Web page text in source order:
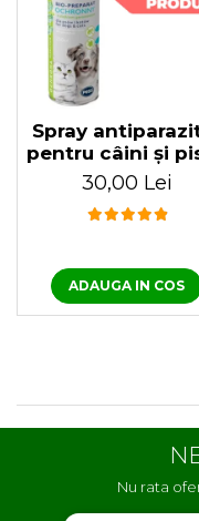
Spray
pentru câini și
cu ulei de
Pess 250 ml
30,00 Lei
ADAUGA IN COS
Nu rata